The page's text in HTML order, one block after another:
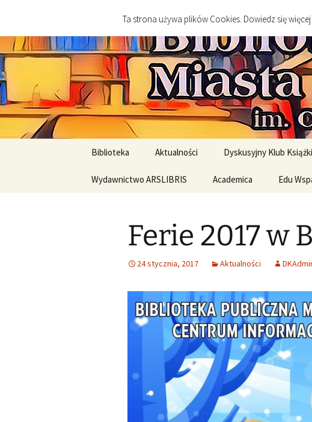
treści
Biblioteka
Końskie
Biblioteka
Nasz patron Cezary
Chlebowski
Regulaminy i RODO
Standardy Ochrony Standardy Ochrony
Deklaracja dostępności
Exlibrisy Biblioteki
Praca w soboty
Aktualności Dyskusyjny Klub Książki
Najbliższe spotkanie
Wydawnictwo ARSLIBRIS
Wydawnictwa literackie
Jak kupować?
Academica Edu
English
Wersje
English
Polish-
Wersje
English
Youth /
&
Literary
Ferie 2017 w
24 stycznia, 2017 Aktualności
Ta strona używa plików Cookies. Dowiedz się